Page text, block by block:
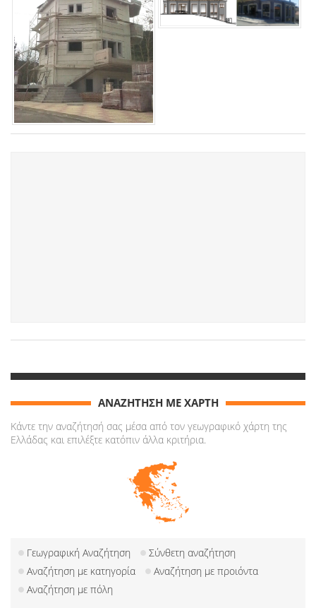
ΑΝΑΖΗΤΗΣΗ ΜΕ ΧΑΡΤΗ
Κάντε την αναζήτησή σας μέσα από τον γεωγραφικό χάρτη της
Ελλάδας και επιλέξτε κατόπιν άλλα κριτήρια.
Γεωγραφική Αναζήτηση
Σύνθετη αναζήτηση
Αναζήτηση με κατηγορία
Αναζήτηση με προιόντα
Αναζήτηση με πόλη